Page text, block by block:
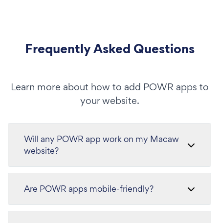
Frequently Asked Questions
Learn more about how to add POWR apps to
your website.
Will any POWR app work on my Macaw
website?
Are POWR apps mobile-friendly?